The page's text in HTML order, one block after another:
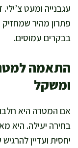
עגבנייה ומעט
פתרון מהיר
בבקרים עמוסים.
התאמה
ומשקל
אם המטרה היא
בחירה יעילה. היא
יחסית ועדיין